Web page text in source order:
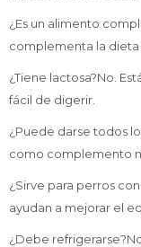
¿Es un alimento
complementa la dieta
¿Tiene lactosa?No.
fácil de digerir.
¿Puede darse todos
como complemento
¿Sirve para perros
ayudan a mejorar el
¿Debe